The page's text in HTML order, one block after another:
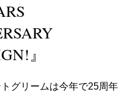
』
グリームは今年で25周年